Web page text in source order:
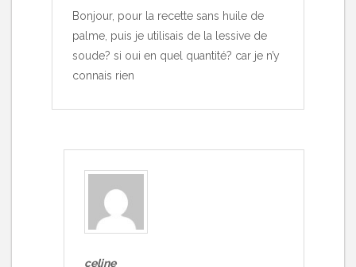
Bonjour, pour la recette sans huile de
palme, puis je utilisais de la lessive de
soude? si oui en quel quantité? car je n’y
connais rien
celine